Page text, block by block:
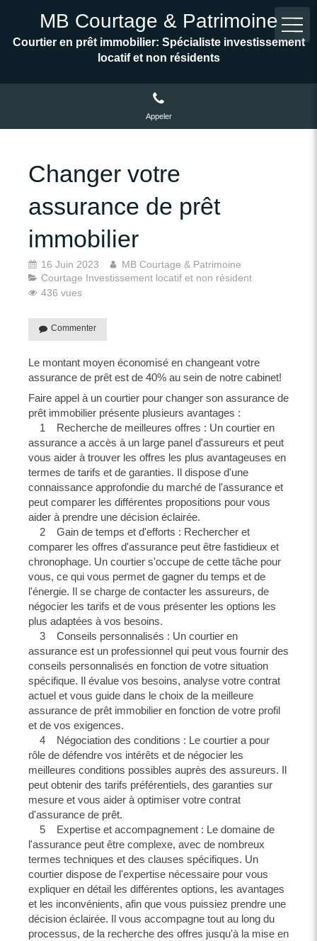
MB Courtage & Patrimoine
Courtier en prêt immobilier: Spécialiste investissement
locatif et non résidents
Appeler
Changer votre
assurance de prêt
immobilier
16 Juin 2023
MB Courtage & Patrimoine
Courtage Investissement locatif et non résident
436 vues
Commenter
Le montant moyen économisé en changeant votre
assurance de prêt est de 40% au sein de notre cabinet!
Faire appel à un courtier pour changer son assurance de
prêt immobilier présente plusieurs avantages :
1 Recherche de meilleures offres : Un courtier en
assurance a accès à un large panel d'assureurs et peut
vous aider à trouver les offres les plus avantageuses en
termes de tarifs et de garanties. Il dispose d'une
connaissance approfondie du marché de l'assurance et
peut comparer les différentes propositions pour vous
aider à prendre une décision éclairée.
2 Gain de temps et d'efforts : Rechercher et
comparer les offres d'assurance peut être fastidieux et
chronophage. Un courtier s'occupe de cette tâche pour
vous, ce qui vous permet de gagner du temps et de
l'énergie. Il se charge de contacter les assureurs, de
négocier les tarifs et de vous présenter les options les
plus adaptées à vos besoins.
3 Conseils personnalisés : Un courtier en
assurance est un professionnel qui peut vous fournir des
conseils personnalisés en fonction de votre situation
spécifique. Il évalue vos besoins, analyse votre contrat
actuel et vous guide dans le choix de la meilleure
assurance de prêt immobilier en fonction de votre profil
et de vos exigences.
4 Négociation des conditions : Le courtier a pour
rôle de défendre vos intérêts et de négocier les
meilleures conditions possibles auprès des assureurs. Il
peut obtenir des tarifs préférentiels, des garanties sur
mesure et vous aider à optimiser votre contrat
d'assurance de prêt.
5 Expertise et accompagnement : Le domaine de
l'assurance peut être complexe, avec de nombreux
termes techniques et des clauses spécifiques. Un
courtier dispose de l'expertise nécessaire pour vous
expliquer en détail les différentes options, les avantages
et les inconvénients, afin que vous puissiez prendre une
décision éclairée. Il vous accompagne tout au long du
processus, de la recherche des offres jusqu'à la mise en